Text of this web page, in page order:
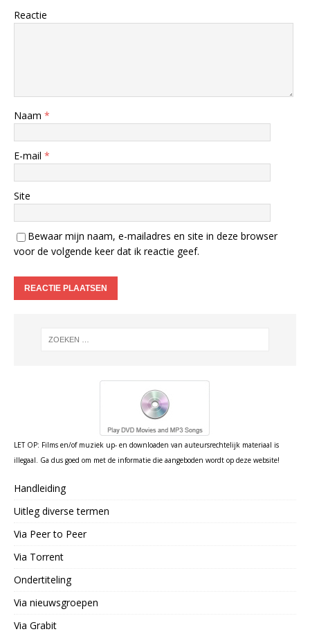
Reactie
Naam *
E-mail *
Site
Bewaar mijn naam, e-mailadres en site in deze browser
voor de volgende keer dat ik reactie geef.
LET OP: Films en/of muziek up- en downloaden van auteursrechtelijk materiaal is
illegaal. Ga dus goed om met de informatie die aangeboden wordt op deze website!
Handleiding
Uitleg diverse termen
Via Peer to Peer
Via Torrent
Ondertiteling
Via nieuwsgroepen
Via Grabit